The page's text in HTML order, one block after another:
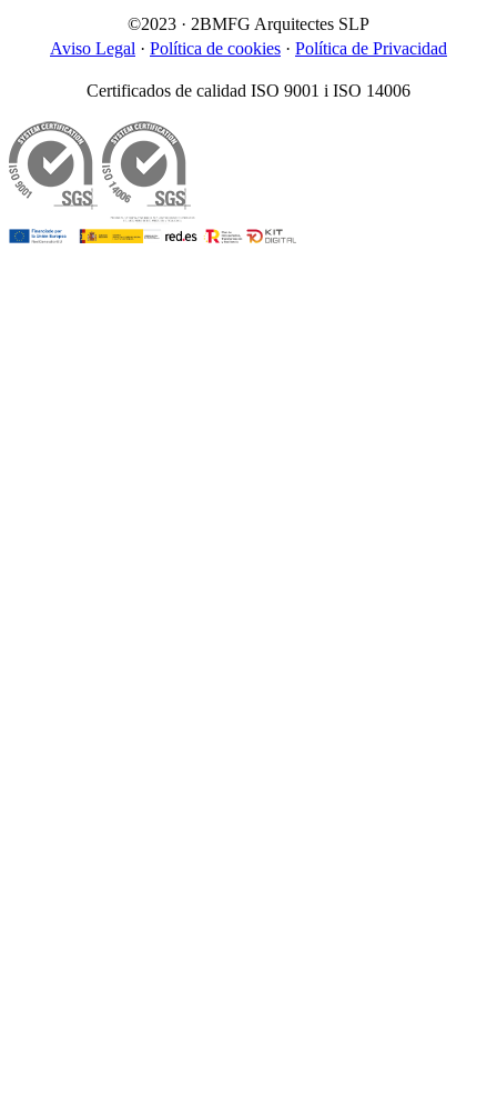
©2023 · 2BMFG Arquitectes SLP
Aviso Legal · Política de cookies · Política de Privacidad
Certificados de calidad ISO 9001 i ISO 14006